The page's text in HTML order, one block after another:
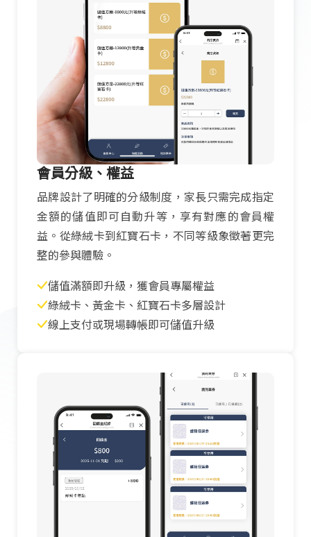
會員分級、權益
品牌設計了明確的分級制度，家長只需完成指定
金額的儲值即可自動升等，享有對應的會員權
益。從綠絨卡到紅寶石卡，不同等級象徵著更完
整的參與體驗。
儲值滿額即升級，獲會員專屬權益
綠絨卡、黃金卡、紅寶石卡多層設計
線上支付或現場轉帳即可儲值升級